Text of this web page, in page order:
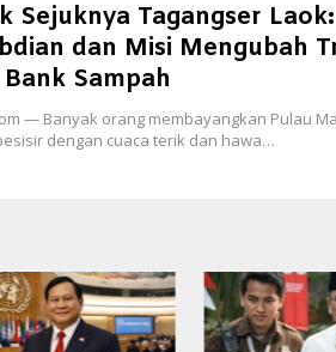
Sejuknya Tagangser
dan Misi Mengubah
Sampah
— Banyak orang membayangkan Pulau
dengan cuaca terik dan hawa…